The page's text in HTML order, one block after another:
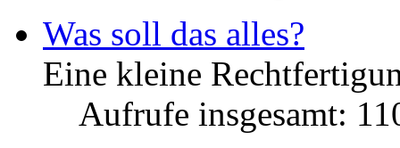
Was soll das alles?
Eine kleine
Aufrufe insgesamt: